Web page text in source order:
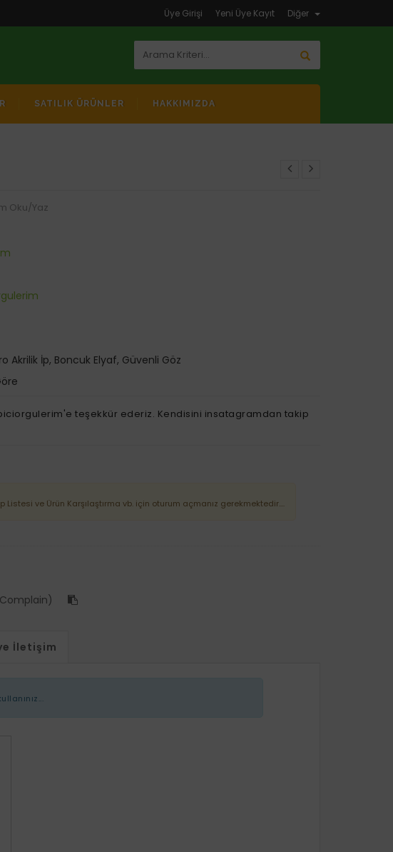
Üye Girişi Yeni Üye Kayıt Diğer
SATILIK ÜRÜNLER HAKKIMIZDA
Oku/Yaz
Akrilik İp, Boncuk Elyaf, Güvenli Göz
teşekkür ederiz. Kendisini insatagramdan takip
Listesi ve Ürün Karşılaştırma vb. için oturum açmanız gerekmektedir....
İletişim